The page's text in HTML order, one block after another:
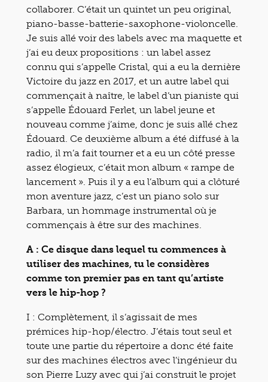
collaborer. C’était un quintet un peu original,
piano-basse-batterie-saxophone-violoncelle.
Je suis allé voir des labels avec ma maquette et
j’ai eu deux propositions : un label assez
connu qui s’appelle Cristal, qui a eu la dernière
Victoire du jazz en 2017, et un autre label qui
commençait à naître, le label d’un pianiste qui
s’appelle Édouard Ferlet, un label jeune et
nouveau comme j’aime, donc je suis allé chez
Édouard. Ce deuxième album a été diffusé à la
radio, il m’a fait tourner et a eu un côté presse
assez élogieux, c’était mon album « rampe de
lancement ». Puis il y a eu l’album qui a clôturé
mon aventure jazz, c’est un piano solo sur
Barbara, un hommage instrumental où je
commençais à être sur des machines.
A : Ce disque dans lequel tu commences à
utiliser des machines, tu le considères
comme ton premier pas en tant qu’artiste
vers le hip-hop ?
I : Complètement, il s’agissait de mes
prémices hip-hop/électro. J’étais tout seul et
toute une partie du répertoire a donc été faite
sur des machines électros avec l’ingénieur du
son Pierre Luzy avec qui j’ai construit le projet